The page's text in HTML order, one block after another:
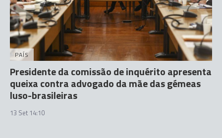
PAÍS
Presidente da comissão de inquérito apresenta
queixa contra advogado da mãe das gémeas
luso-brasileiras
13 Set 14:10